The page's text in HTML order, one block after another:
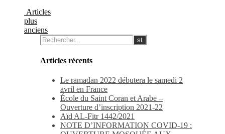
Articles
plus
anciens
Articles récents
Le ramadan 2022 débutera le samedi 2
avril en France
École du Saint Coran et Arabe –
Ouverture d’inscription 2021-22
Aïd AL-Fitr 1442/2021
NOTE D’INFORMATION COVID-19 :